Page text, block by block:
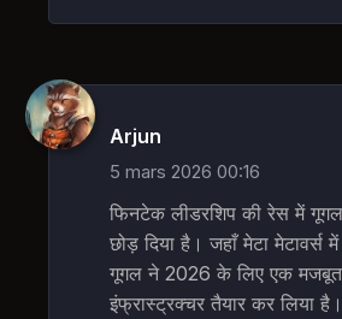
Arjun
5 mars 2026 00:16
फिनटेक लीडरशिप की रेस में
छोड़ दिया है। जहाँ मेटा मेटावर्स
गूगल ने 2026 के लिए एक मजबूत
इंफ्रास्ट्रक्चर तैयार कर लिया है।